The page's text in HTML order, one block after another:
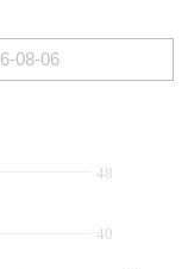
40
48